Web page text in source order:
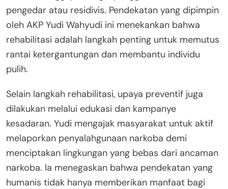
pengedar atau residivis. Pendekatan yang dipimpin
oleh AKP Yudi Wahyudi ini menekankan bahwa
rehabilitasi adalah langkah penting untuk memutus
rantai ketergantungan dan membantu individu
pulih.
Selain langkah rehabilitasi, upaya preventif juga
dilakukan melalui edukasi dan kampanye
kesadaran. Yudi mengajak masyarakat untuk aktif
melaporkan penyalahgunaan narkoba demi
menciptakan lingkungan yang bebas dari ancaman
narkoba. Ia menegaskan bahwa pendekatan yang
humanis tidak hanya memberikan manfaat bagi